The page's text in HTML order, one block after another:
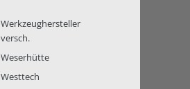
Werkzeughersteller
versch.
Weserhütte
Westtech